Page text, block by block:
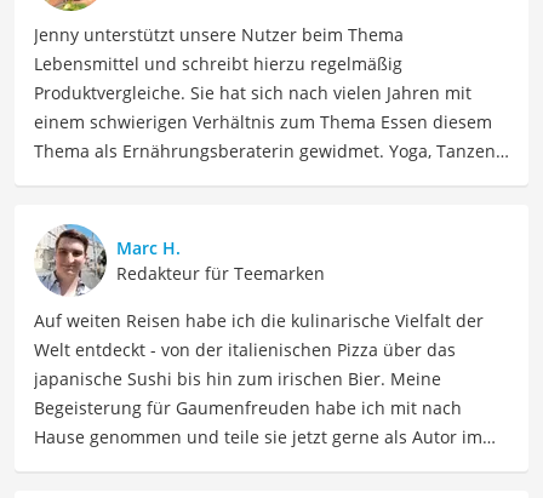
Jenny unterstützt unsere Nutzer beim Thema
Lebensmittel und schreibt hierzu regelmäßig
Produktvergleiche. Sie hat sich nach vielen Jahren mit
einem schwierigen Verhältnis zum Thema Essen diesem
Thema als Ernährungsberaterin gewidmet. Yoga, Tanzen,
genießt. Jenny ist schon allein um die Welt gereist. Heute
findet sie Ausgleich bei Yoga und Tanzen, auch als
Lehrerin, und interessiert sich viel für Südamerika und
Schamanismus.
Der Dallmayr-Tee-Vergleich ist aus unserer Sicht
besonders empfehlenswert fürTee-Liebhaber.
Marc H.
Redakteur für Teemarken
Auf weiten Reisen habe ich die kulinarische Vielfalt der
Welt entdeckt - von der italienischen Pizza über das
japanische Sushi bis hin zum irischen Bier. Meine
Begeisterung für Gaumenfreuden habe ich mit nach
Hause genommen und teile sie jetzt gerne als Autor im